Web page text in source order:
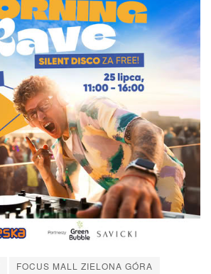
FOCUS MALL ZIELONA GÓRA